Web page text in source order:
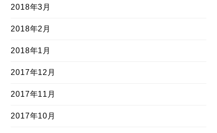
2018年3月
2018年2月
2018年1月
2017年12月
2017年11月
2017年10月